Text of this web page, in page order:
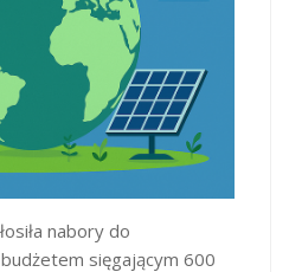
nabory do
sięgającym 600